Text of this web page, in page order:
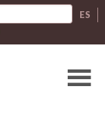
ES